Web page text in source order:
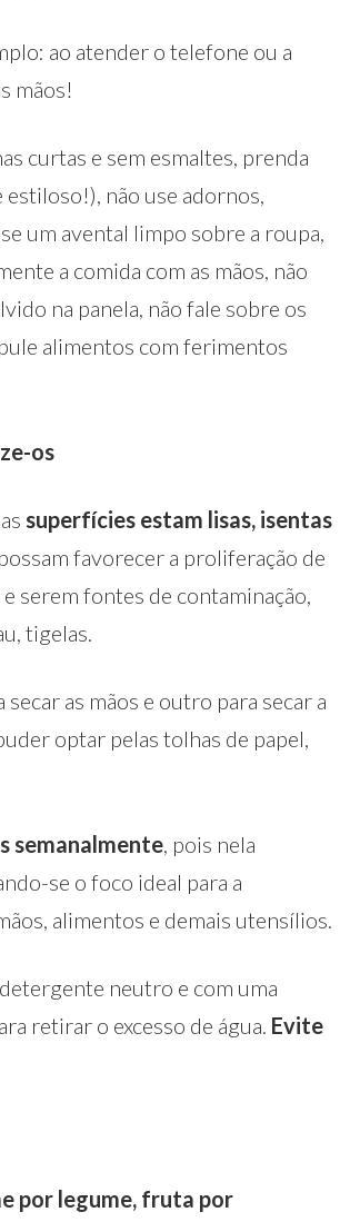
ao atender o telefone ou a
mãos!
curtas e sem esmaltes, prenda
estiloso!), não use adornos,
um avental limpo sobre a roupa,
a comida com as mãos, não
na panela, não fale sobre os
alimentos com ferimentos
os
superfícies estam lisas, isentas
favorecer a proliferação de
serem fontes de contaminação,
tigelas.
as mãos e outro para secar a
optar pelas tolhas de papel,
semanalmente, pois nela
se o foco ideal para a
alimentos e demais utensílios.
neutro e com uma
retirar o excesso de água. Evite
por legume, fruta por